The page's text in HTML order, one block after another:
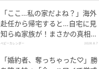
「ここ…私の家だよね？」海外
赴任から帰宅すると…自宅に見
知らぬ家族が！まさかの真相と
は！？
ベビーカレンダー 2026.8.7
「婚約者、奪っちゃった♡」勝